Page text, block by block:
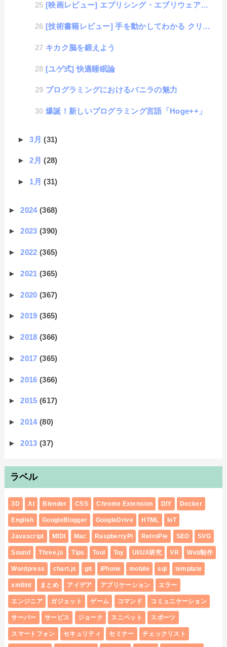
[映画レビュー] エブリシング・エブリウェア・オール・アット・ワンス
[技術書籍レビュー] 手を動かしてわかる クリーンアーキテクチャ
キカク脳を鍛えよう
[ユゲ式] 快適睡眠論
プログラミングにおけるバニラの魅力
爆誕！新しいプログラミング言語「Hoge++」
►3月(31)
►2月(28)
► 1月(31)
►2024(368)
►2023(390)
►2022(365)
►2021(365)
►2020(367)
►2019(365)
►2018(366)
►2017(365)
►2016(366)
►2015(617)
►2014(80)
►2013(37)
ラベル
3D AI Blender CSS Chrome Extension DIY Docker
English GoogleBlogger GoogleDrive HTML IoT
Javascript MIDI Mac RaspberryPi RetroPie SEO SVG
Sound Three.js Tips Tool Toy UI/UX研究 VR Web制作
Wordpress chart.js git iPhone mobile sql template
xmllint まとめ アイデア アプリケーション エラー
エンジニア ガジェット ゲーム コマンド コミュニケーション
サーバー サービス ジョーク スニペット スポーツ
スマートフォン セキュリティ セミナー チェックリスト